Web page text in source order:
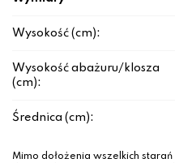
Wysokość (cm):
Wysokość abażuru/klosza
(cm):
Średnica (cm):
Mimo dołożenia wszelkich